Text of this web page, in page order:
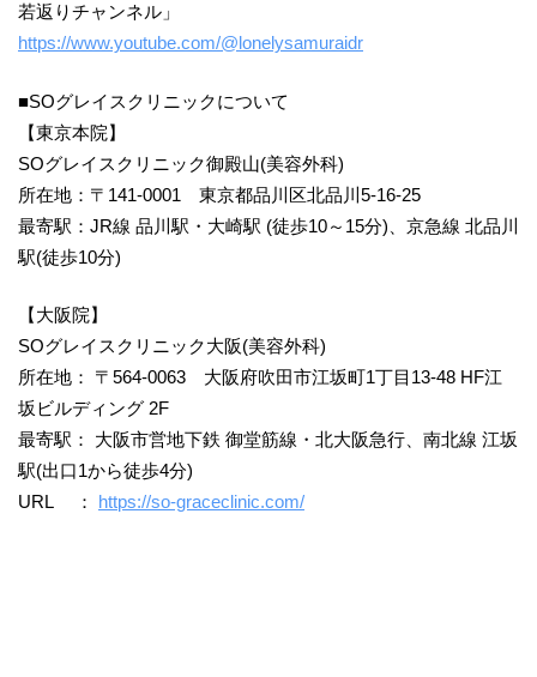
若返りチャンネル」
https://www.youtube.com/@lonelysamuraidr
■SOグレイスクリニックについて
【東京本院】
SOグレイスクリニック御殿山(美容外科)
所在地：〒141-0001 東京都品川区北品川5-16-25
最寄駅：JR線 品川駅・大崎駅 (徒歩10～15分)、京急線 北品川
駅(徒歩10分)
【大阪院】
SOグレイスクリニック大阪(美容外科)
所在地： 〒564-0063 大阪府吹田市江坂町1丁目13-48 HF江
坂ビルディング 2F
最寄駅： 大阪市営地下鉄 御堂筋線・北大阪急行、南北線 江坂
駅(出口1から徒歩4分)
URL ： https://so-graceclinic.com/